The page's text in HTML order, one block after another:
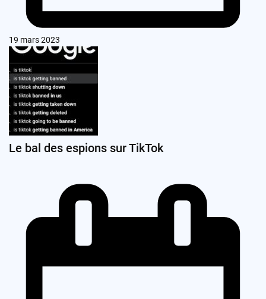
19 mars 2023
Le bal des espions sur TikTok